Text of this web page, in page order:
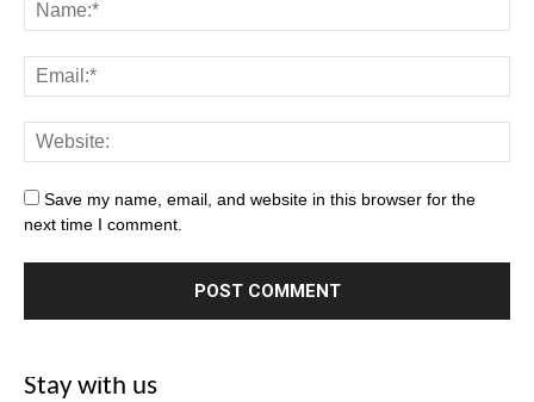
Save my name, email, and website in this browser for the
next time I comment.
Stay with us